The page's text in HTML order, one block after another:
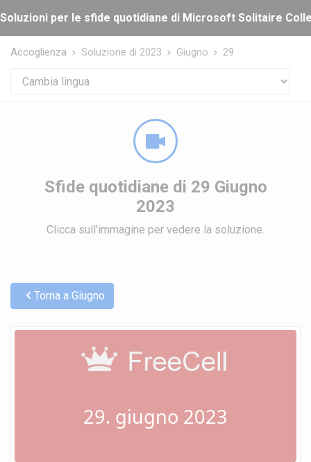
Soluzioni per le sfide quotidiane di Microsoft Solitaire
Accoglienza Soluzione di 2023 Giugno 29
Sfide quotidiane di 29 Giugno
2023
Clicca sull'immagine per vedere la soluzione.
Torna a Giugno
29. giugno 2023